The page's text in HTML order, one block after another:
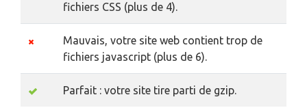
fichiers CSS (plus de 4).
Mauvais, votre site web contient trop de
fichiers javascript (plus de 6).
Parfait : votre site tire parti de gzip.